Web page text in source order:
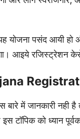
यह योजना पसंद आयी
आइये रजिस्ट्रेशन केसे
में जानकारी नही
टॉपिक को ध्यान